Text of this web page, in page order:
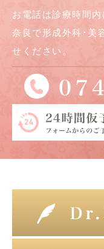
お電話は診療時間内
奈良で形成外科･美
せください。